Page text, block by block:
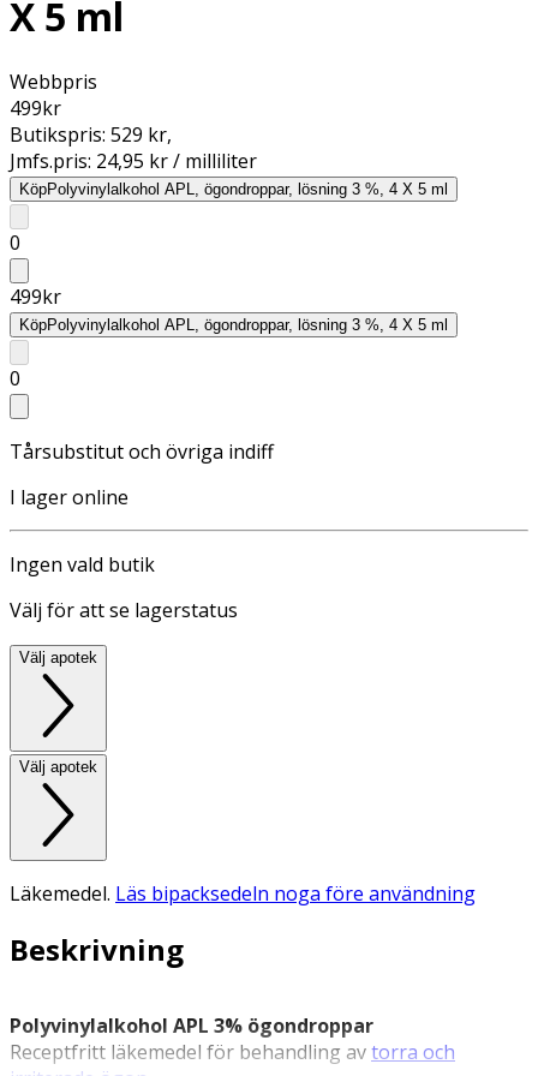
X 5 ml
Webbpris
499kr
Butikspris: 529 kr,
Jmfs.pris: 24,95 kr / milliliter
KöpPolyvinylalkohol APL, ögondroppar, lösning 3 %, 4 X 5 ml
0
499kr
KöpPolyvinylalkohol APL, ögondroppar, lösning 3 %, 4 X 5 ml
0
Tårsubstitut och övriga indiff
I lager online
Ingen vald butik
Välj för att se lagerstatus
Välj apotek
Välj apotek
Läkemedel. Läs bipacksedeln noga före användning
Beskrivning
Polyvinylalkohol APL 3% ögondroppar
Receptfritt läkemedel för behandling avtorra och